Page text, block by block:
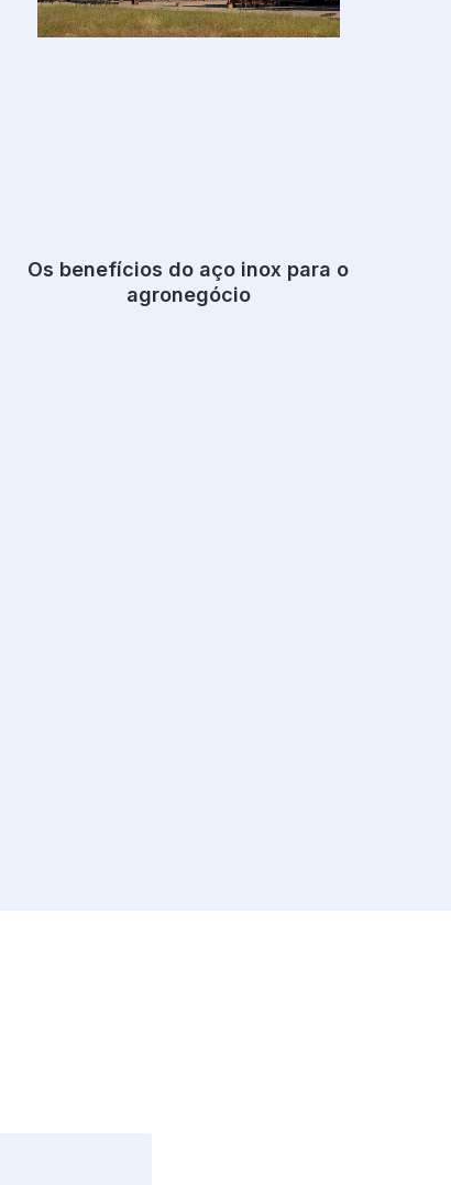
Os benefícios do aço inox para o
agronegócio